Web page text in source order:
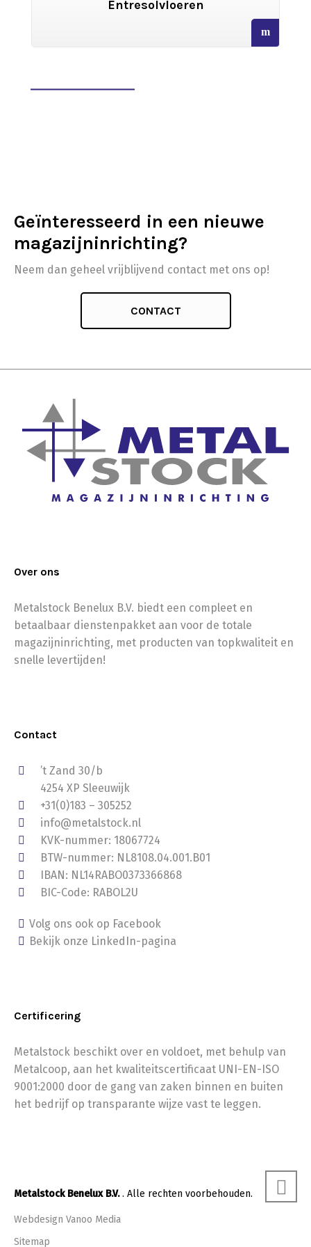
Archiefstellingen
Geïnteresseerd in een nieuwe
magazijninrichting?
Neem dan geheel vrijblijvend contact met ons op!
CONTACT
Over ons
Metalstock Benelux B.V. biedt een compleet en
betaalbaar dienstenpakket aan voor de totale
magazijninrichting, met producten van topkwaliteit en
snelle levertijden!
Contact
’t Zand 30/b
4254 XP Sleeuwijk
+31(0)183 – 305252
info@metalstock.nl
KVK-nummer: 18067724
BTW-nummer: NL8108.04.001.B01
IBAN: NL14RABO0373366868
BIC-Code: RABOL2U
Volg ons ook op Facebook
Bekijk onze LinkedIn-pagina
Certificering
Metalstock beschikt over en voldoet, met behulp van
Metalcoop, aan het kwaliteitscertificaat UNI-EN-ISO
9001:2000 door de gang van zaken binnen en buiten
het bedrijf op transparante wijze vast te leggen.
Metalstock Benelux B.V.. Alle rechten voorbehouden.
Webdesign Vanoo Media
Sitemap